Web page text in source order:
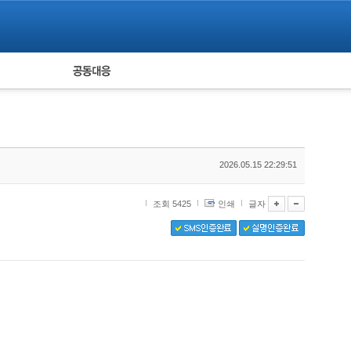
피해자 공동대응
2026.05.15 22:29:51
조회 5425 인쇄 글자